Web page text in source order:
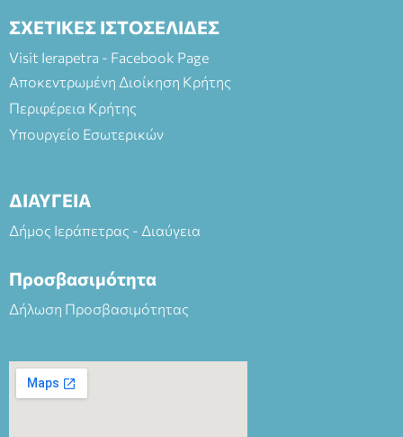
ΣΧΕΤΙΚΕΣ ΙΣΤΟΣΕΛΙΔΕΣ
Visit Ierapetra - Facebook Page
Αποκεντρωμένη Διοίκηση Κρήτης
Περιφέρεια Κρήτης
Υπουργείο Εσωτερικών
ΔΙΑΥΓΕΙΑ
Δήμος Ιεράπετρας - Διαύγεια
Προσβασιμότητα
Δήλωση Προσβασιμότητας